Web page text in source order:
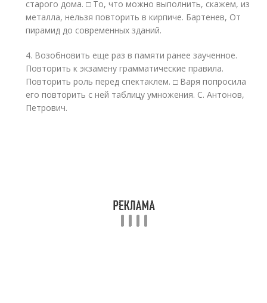
старого дома. □ То, что можно выполнить, скажем, из
металла, нельзя повторить в кирпиче. Бартенев, От
пирамид до современных зданий.
4. Возобновить еще раз в памяти ранее заученное.
Повторить к экзамену грамматические правила.
Повторить роль перед спектаклем. □ Варя попросила
его повторить с ней таблицу умножения. С. Антонов,
Петрович.